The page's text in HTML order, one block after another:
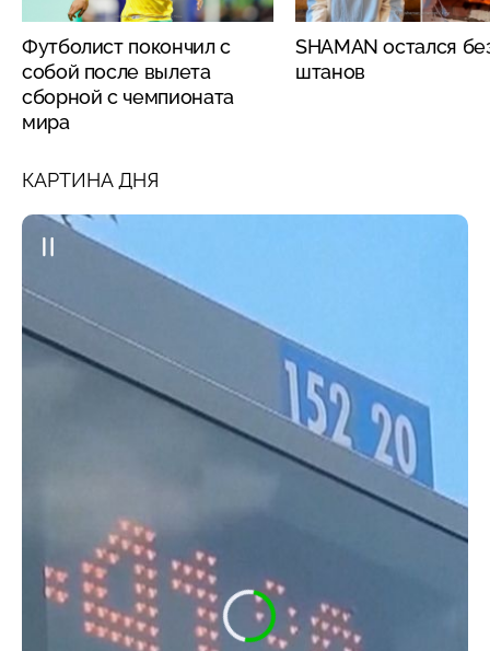
Футболист покончил с
собой после вылета
сборной с чемпионата
мира
SHAMAN остался
штанов
КАРТИНА ДНЯ